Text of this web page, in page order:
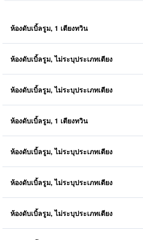
ห้องดับเบิ้ลรูม, 1 เตียงทวิน
ห้องดับเบิ้ลรูม, ไม่ระบุประเภทเตียง
ห้องดับเบิ้ลรูม, ไม่ระบุประเภทเตียง
ห้องดับเบิ้ลรูม, 1 เตียงทวิน
ห้องดับเบิ้ลรูม, ไม่ระบุประเภทเตียง
ห้องดับเบิ้ลรูม, ไม่ระบุประเภทเตียง
ห้องดับเบิ้ลรูม, ไม่ระบุประเภทเตียง